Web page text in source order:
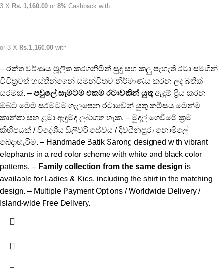
3 X Rs. 1,160.00 or 8% Cashback with
or 3 X Rs.1,160.00 with
– රක්ත වර්ණය මූලික කරගනිමින් සුදු සහ කලු පැහැති රටා සමගින්
විචිත්‍රවත් හස්තීන්ගෙන් සමන්විතව නිර්මාණය කරන ලද බතික්
සරමක්. – පවුලේ සැමටම එකම රටාවකින් යුතුඇඳුම් ප්‍රිය කරන
ඔබට මෙම සරමටම ගැලපෙන රටාවෙන් යුතු කමිසය මෙන්ම
කාන්තා සහ ළමා ඇඳුම්ද ලබාගත හැක. – මුදල් ගෙවීමේ ක්‍රම
කිහිපයක් / විදේශීය ඩිලිවරි සේවය / දිවයිනපුරා නොමිලේ
බෙදාහැරීම. – Handmade Batik Sarong designed with vibrant
elephants in a red color scheme with white and black color
patterns. – Family collection from the same design is
available for Ladies & Kids, including the shirt in the matching
design. – Multiple Payment Options / Worldwide Delivery /
Island-wide Free Delivery.